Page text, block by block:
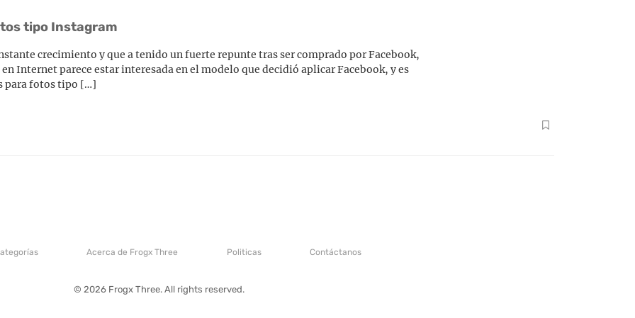
tipo Instagram
crecimiento y que a tenido un fuerte repunte tras ser comprado por Facebook,
Internet parece estar interesada en el modelo que decidió aplicar Facebook, y es
para fotos tipo […]
Acerca de Frogx Three Politicas Contáctanos
© 2026 Frogx Three. All rights reserved.